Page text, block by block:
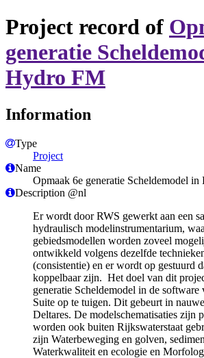
Project record of
generatie
Hydro FM
Information
Type
Project
Name
Opmaak 6e generatie Scheldemodel
Description @nl
​Er wordt door RWS gewerkt aan een
hydraulisch modelinstrumentarium,
gebiedsmodellen worden zoveel
ontwikkeld volgens dezelfde
(consistentie) en er wordt op gestuurd
koppelbaar zijn. Het doel van dit
generatie Scheldemodel in de
Suite op te tuigen. Dit gebeurt in
Deltares. De modelschematisaties zijn
worden ook buiten Rijkswaterstaat
zijn Waterbeweging en golven,
Waterkwaliteit en ecologie en